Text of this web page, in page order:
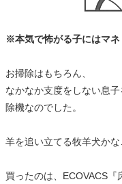
※本気で怖がる子にはマ
お掃除はもちろん、
なかなか支度をしない息
除機なのでした。
羊を追い立てる牧羊犬か
買ったのは、ECOVACS